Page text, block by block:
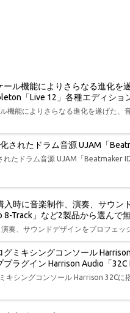
ール機能によりさらなる進化を
「Live 12」各種エディショ
機能によりさらなる進化を遂げた
されたドラム音源 UJAM「
れたドラム音源 UJAM「Beatmaker
時に音楽制作、演奏、サウン
Track」など2製品から選んで
奏、サウンドデザインをプロフェ
グミキシングコンソール
ラグイン Harrison Audio「
キシングコンソール Harrison 32C